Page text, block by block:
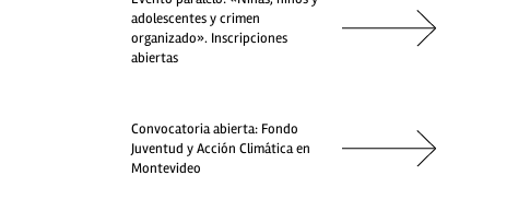
adolescentes y crimen
organizado». Inscripciones
abiertas
Convocatoria abierta: Fondo
Juventud y Acción Climática en
Montevideo